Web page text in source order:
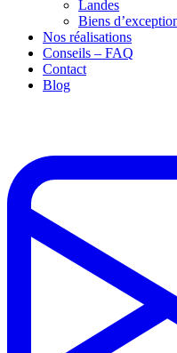
Landes
Biens
Nos réalisations
Conseils – FAQ
Contact
Blog